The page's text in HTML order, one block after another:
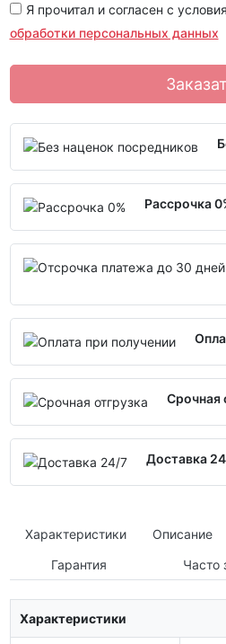
Я прочитал и согласен с
обработки персональных данных
Рассрочка
Срочная
Доставка
Характеристики Описание
Гарантия
Часто
Характеристики